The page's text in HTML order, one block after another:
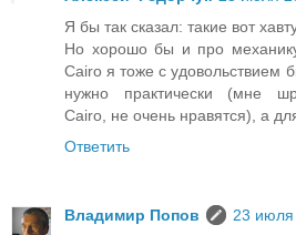
Я бы так сказал: такие вот
Но хорошо бы и про
Cairo я тоже с удовольствием
нужно практически (мне
Cairo, не очень нравятся), а
Ответить
Владимир Попов
23 июля